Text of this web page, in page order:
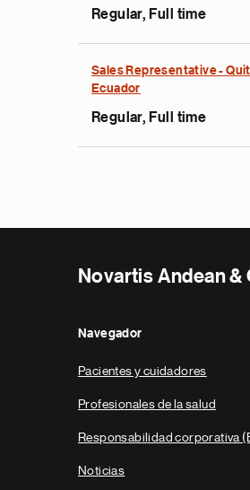
Regular, Full time
Sales Representative -
Ecuador
Regular, Full time
Novartis Andean &
Navegador
Pacientes y cuidadores
Profesionales de la salud
Responsabilidad corporativa
Noticias